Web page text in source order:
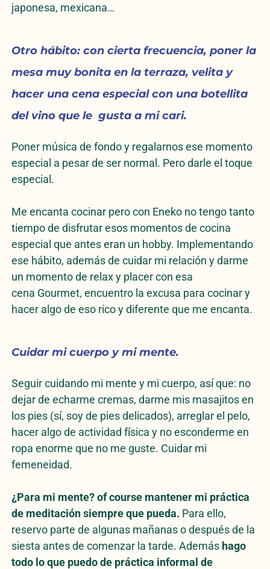
japonesa, mexicana…
Otro hábito: con cierta frecuencia, poner la
mesa muy bonita en la terraza, velita y
hacer una cena especial con una botellita
del vino que le gusta a mi cari.
Poner música de fondo y regalarnos ese momento
especial a pesar de ser normal. Pero darle el toque
especial.
Me encanta cocinar pero con Eneko no tengo tanto
tiempo de disfrutar esos momentos de cocina
especial que antes eran un hobby. Implementando
ese hábito, además de cuidar mi relación y darme
un momento de relax y placer con esa
cena Gourmet, encuentro la excusa para cocinar y
hacer algo de eso rico y diferente que me encanta.
Cuidar mi cuerpo y mi mente.
Seguir cuidando mi mente y mi cuerpo, así que: no
dejar de echarme cremas, darme mis masajitos en
los pies (sí, soy de pies delicados), arreglar el pelo,
hacer algo de actividad física y no esconderme en
ropa enorme que no me guste. Cuidar mi
femeneidad.
¿Para mi mente? of course mantener mi práctica
de meditación siempre que pueda. Para ello,
reservo parte de algunas mañanas o después de la
siesta antes de comenzar la tarde. Además hago
todo lo que puedo de práctica informal de